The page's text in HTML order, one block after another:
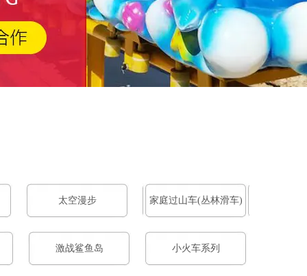
太空漫步 家庭过山车(丛林滑车)
激战鲨鱼岛 小火车系列